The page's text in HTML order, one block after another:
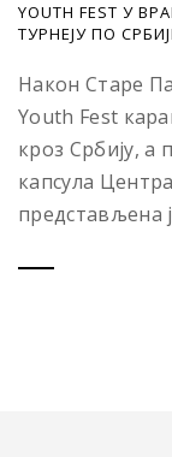
YOUTH FEST У
ТУРНЕЈУ ПО
Након Старе
Youth Fest
кроз Србију, а
капсула
представљена